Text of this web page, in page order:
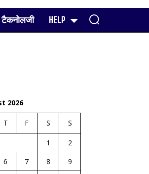
टैकनोलजी HELP
2026
T F S S
1
2
6 7 8
9